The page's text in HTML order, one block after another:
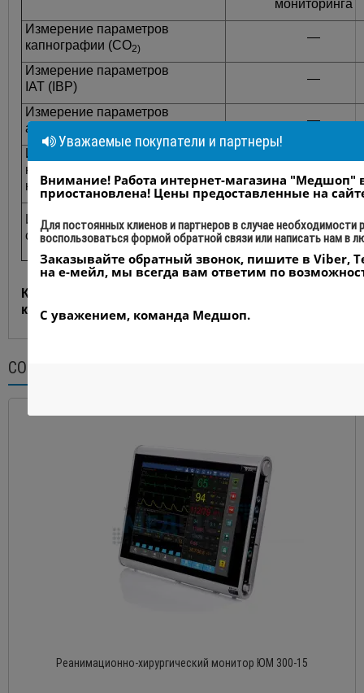
мониторинга
Измерение параметров
капнографии (CO2)
—
Измерение параметров
ІАТ (IBP)
—
Измерение параметров
анестезирующих газов (AG )
—
Измерение параметров
неинвазивной импедансной
кардиографии (ICG)
Измерение параметров
сердечного выброса (C.O.)
—
Купить модульный монитор экспертного
класса BM1500 в Украине - компания Medshop
СОПУТСТВУЮЩИЕ ТОВАРЫ
Реанимационно-хирургический монитор ЮМ 300-15
Уважаемые покупатели и партнеры!
Внимание! Работа интернет-магазина "Медшоп"
приостановлена! Цены предоставленные на
Для постоянных клиенов и партнеров в случае необходимости
воспользоваться формой обратной связи или написать нам в
Заказывайте обратный звонок, пишите в Viber,
на е-мейл, мы всегда вам ответим по
С уважением, команда Медшоп.